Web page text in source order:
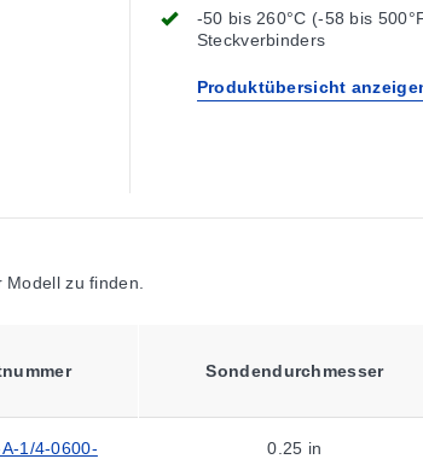
-50 bis 260°C (-58 bis
Steckverbinders
Produktübersicht
zu finden.
Sondendurchmesser
1/4-0600-
0.25 in